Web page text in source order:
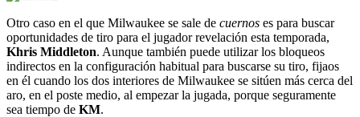
Otro caso en el que Milwaukee se sale de cuernos es para buscar
oportunidades de tiro para el jugador revelación esta temporada,
Khris Middleton. Aunque también puede utilizar los bloqueos
indirectos en la configuración habitual para buscarse su tiro, fijaos
en él cuando los dos interiores de Milwaukee se sitúen más cerca del
aro, en el poste medio, al empezar la jugada, porque seguramente
sea tiempo de KM.